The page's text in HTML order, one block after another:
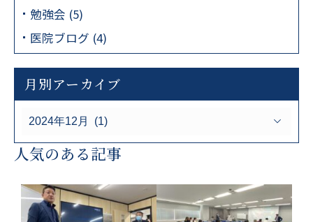
勉強会 (5)
医院ブログ (4)
月別アーカイブ
人気のある記事